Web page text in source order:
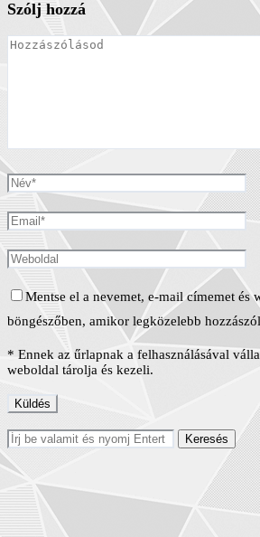
Szólj hozzá
Mentse el a nevemet, e-mail címemet és
böngészőben, amikor legközelebb
* Ennek az űrlapnak a felhasználásával
weboldal tárolja és kezeli.